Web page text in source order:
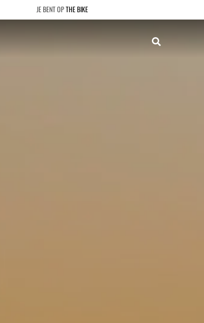
THE BIKE